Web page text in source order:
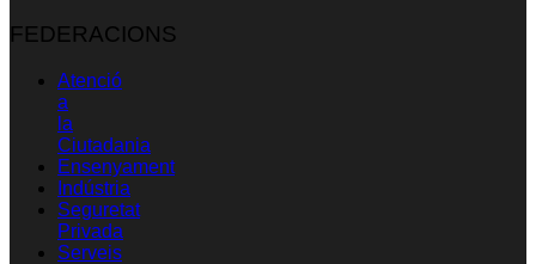
FEDERACIONS
Atenció
a
la
Ciutadania
Ensenyament
Indústria
Seguretat
Privada
Serveis